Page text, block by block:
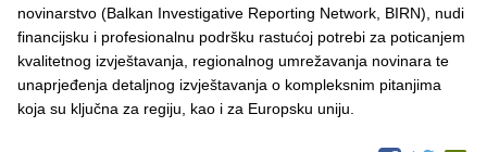
novinarstvo (Balkan Investigative Reporting Network, BIRN), nudi
financijsku i profesionalnu podršku rastućoj potrebi za poticanjem
kvalitetnog izvještavanja, regionalnog umrežavanja novinara te
unaprjeđenja detaljnog izvještavanja o kompleksnim pitanjima
koja su ključna za regiju, kao i za Europsku uniju.